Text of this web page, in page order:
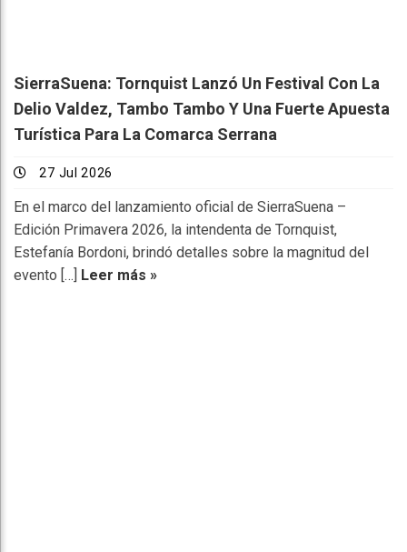
SierraSuena: Tornquist Lanzó Un Festival Con La
Delio Valdez, Tambo Tambo Y Una Fuerte Apuesta
Turística Para La Comarca Serrana
27 Jul 2026
En el marco del lanzamiento oficial de SierraSuena –
Edición Primavera 2026, la intendenta de Tornquist,
Estefanía Bordoni, brindó detalles sobre la magnitud del
evento […] Leer más »